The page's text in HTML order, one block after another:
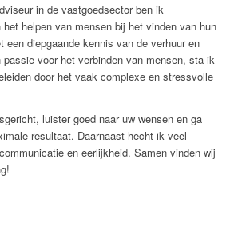
in de vastgoedsector ben ik
helpen van mensen bij het vinden van hun
een diepgaande kennis van de verhuur en
voor het verbinden van mensen, sta ik
door het vaak complexe en stressvolle
luister goed naar uw wensen en ga
resultaat. Daarnaast hecht ik veel
en eerlijkheid. Samen vinden wij